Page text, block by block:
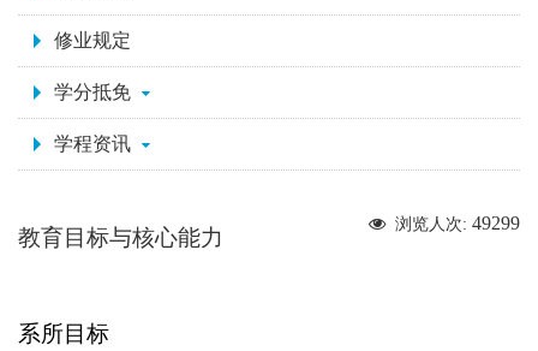
修业规定
学分抵免
学程资讯
浏览人次: 49299
教育目标与核心能力
系所目标